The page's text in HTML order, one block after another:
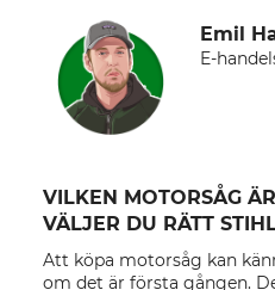
Emil
E-
VILKEN MOTORSÅG
VÄLJER DU RÄTT
Att köpa motorsåg kan
om det är första gången.